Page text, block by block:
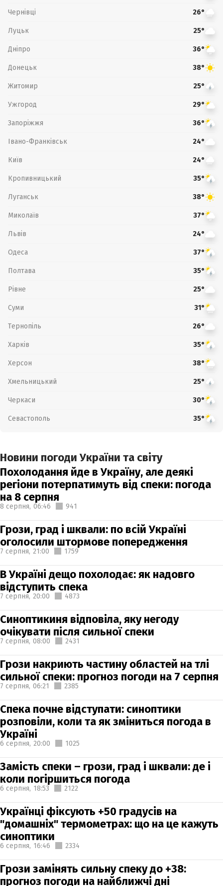
Чернівці 26°
Луцьк 25°
Дніпро 36°
Донецьк 38°
Житомир 25°
Ужгород 29°
Запоріжжя 36°
Івано-Франківськ 24°
Київ 24°
Кропивницький 35°
Луганськ 38°
Миколаїв 37°
Львів 24°
Одеса 37°
Полтава 35°
Рівне 25°
Суми 31°
Тернопіль 26°
Харків 35°
Херсон 38°
Хмельницький 25°
Черкаси 30°
Севастополь 35°
Новини погоди України та світу
Похолодання йде в Україну, але деякі
регіони потерпатимуть від спеки: погода
на 8 серпня
8 серпня, 06:46 941
Грози, град і шквали: по всій Україні
оголосили штормове попередження
7 серпня, 21:00 1759
В Україні дещо похолодає: як надовго
відступить спека
7 серпня, 20:00 4873
Синоптикиня відповіла, яку негоду
очікувати після сильної спеки
7 серпня, 08:00 2431
Грози накриють частину областей на тлі
сильної спеки: прогноз погоди на 7 серпня
7 серпня, 06:21 2385
Спека почне відступати: синоптики
розповіли, коли та як зміниться погода в
Україні
6 серпня, 20:00 1025
Замість спеки – грози, град і шквали: де і
коли погіршиться погода
6 серпня, 18:53 2122
Українці фіксують +50 градусів на
"домашніх" термометрах: що на це кажуть
синоптики
6 серпня, 16:46 2334
Грози замінять сильну спеку до +38:
прогноз погоди на найближчі дні